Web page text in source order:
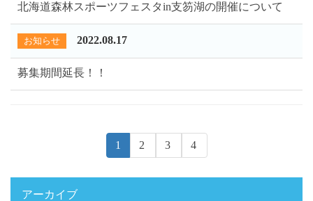
北海道森林スポーツフェスタin支笏湖の開催について
お知らせ 2022.08.17
募集期間延長！！
1 2 3 4
アーカイブ